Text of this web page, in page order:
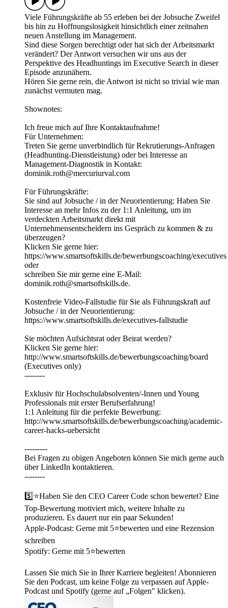
Viele Führungskräfte ab 55 erleben bei der Jobsuche Zweifel
bis hin zu Hoffnungslosigkeit hinsichtlich einer zeitnahen
neuen Anstellung im Management.
Sind diese Sorgen berechtigt oder hat sich der Arbeitsmarkt
verändert? Der Antwort versuchen wir uns aus der
Perspektive des Headhuntings im Executive Search in dieser
Episode anzunähern.
Hören Sie gerne rein, die Antwort ist nicht so trivial wie man
zunächst vermuten mag.
Shownotes:
Ich freue mich auf Ihre Kontaktaufnahme!
Für Unternehmen:
Treten Sie gerne unverbindlich für Rekrutierungs-Anfragen
(Headhunting-Dienstleistung) oder bei Interesse an
Management-Diagnostik in Kontakt:
dominik.roth@mercuriurval.com
Für Führungskräfte:
Sie sind auf Jobsuche / in der Neuorientierung: Haben Sie
Interesse an mehr Infos zu der 1:1 Anleitung, um im
verdeckten Arbeitsmarkt direkt mit
Unternehmensentscheidern ins Gespräch zu kommen & zu
überzeugen?
Klicken Sie gerne hier:
https://www.smartsoftskills.de/bewerbungscoaching/executives
oder
schreiben Sie mir gerne eine E-Mail:
dominik.roth@smartsoftskills.de.
Kostenfreie Video-Fallstudie für Sie als Führungskraft auf
Jobsuche / in der Neuorientierung:
https://www.smartsoftskills.de/executives-fallstudie
Sie möchten Aufsichtsrat oder Beirat werden?
Klicken Sie gerne hier:
http://www.smartsoftskills.de/bewerbungscoaching/board
(Executives only)
--------
Exklusiv für Hochschulabsolventen/-Innen und Young
Professionals mit erster Berufserfahrung!
1:1 Anleitung für die perfekte Bewerbung:
http://www.smartsoftskills.de/bewerbungscoaching/academic-
career-hacks-uebersicht
---------
Bei Fragen zu obigen Angeboten können Sie mich gerne auch
über LinkedIn kontaktieren.
--------
5️⃣⭐Haben Sie den CEO Career Code schon bewertet? Eine
Top-Bewertung motiviert mich, weitere Inhalte zu
produzieren. Es dauert nur ein paar Sekunden!
Apple-Podcast: Gerne mit 5⭐bewerten und eine Rezension
schreiben
Spotify: Gerne mit 5⭐bewerten
Lassen Sie mich Sie in Ihrer Karriere begleiten! Abonnieren
Sie den Podcast, um keine Folge zu verpassen auf Apple-
Podcast und Spotify (gerne auf „Folgen" klicken).